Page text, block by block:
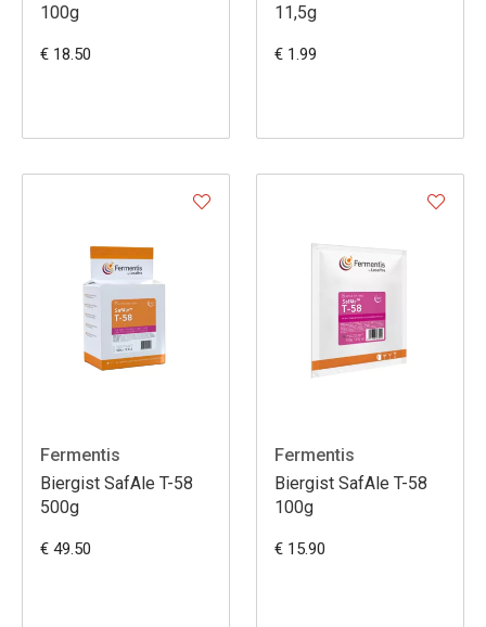
100g
€ 18.50
11,5g
€ 1.99
Fermentis
Biergist SafAle T-58
500g
€ 49.50
Fermentis
Biergist SafAle T-58
100g
€ 15.90